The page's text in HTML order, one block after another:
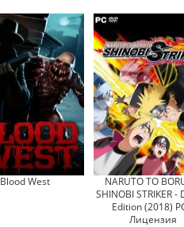
Blood West
NARUTO TO
SHINOBI STRIKER -
Edition (2018)
Лицензия